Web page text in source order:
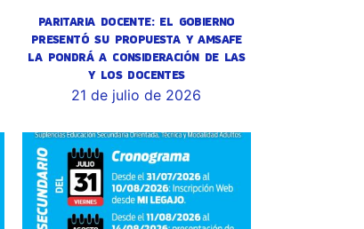
PARITARIA DOCENTE: EL GOBIERNO
PRESENTÓ SU PROPUESTA Y AMSAFE
LA PONDRÁ A CONSIDERACIÓN DE LAS
Y LOS DOCENTES
21 de julio de 2026